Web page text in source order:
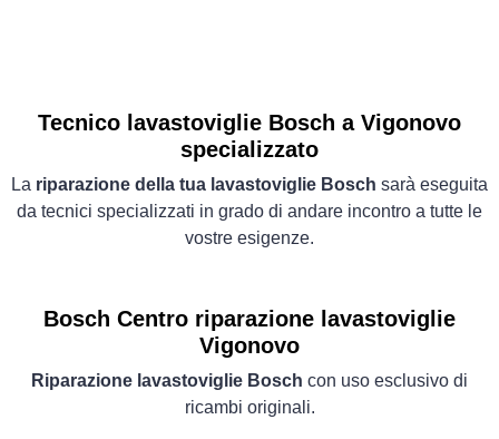
Tecnico lavastoviglie Bosch a Vigonovo
specializzato
La riparazione della tua lavastoviglie Bosch sarà eseguita
da tecnici specializzati in grado di andare incontro a tutte le
vostre esigenze.
Bosch Centro riparazione lavastoviglie
Vigonovo
Riparazione lavastoviglie Bosch con uso esclusivo di
ricambi originali.